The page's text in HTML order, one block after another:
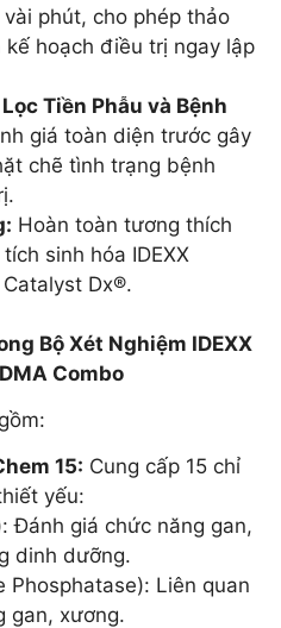
phút, cho phép thảo
kế hoạch điều trị ngay lập
Tiền Phẫu và Bệnh
giá toàn diện trước gây
chẽ tình trạng bệnh
Hoàn toàn tương thích
sinh hóa IDEXX
Dx®.
Bộ Xét Nghiệm IDEXX
Combo
15: Cung cấp 15 chỉ
yếu:
Đánh giá chức năng gan,
dinh dưỡng.
Phosphatase): Liên quan
gan, xương.